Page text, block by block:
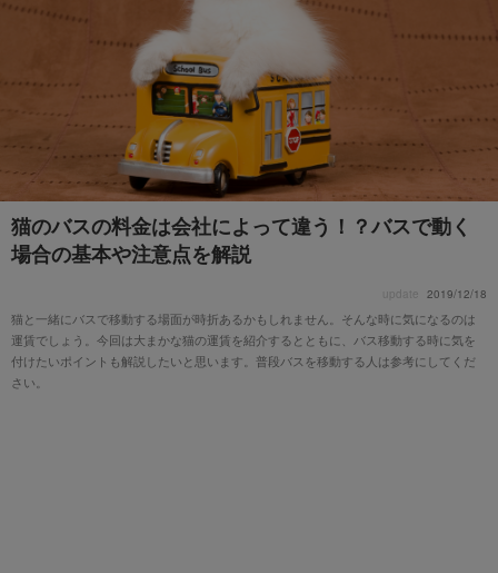
猫のバスの料金は会社によって違う！？バスで動く
場合の基本や注意点を解説
update 2019/12/18
猫と一緒にバスで移動する場面が時折あるかもしれません。そんな時に気になるのは
運賃でしょう。今回は大まかな猫の運賃を紹介するとともに、バス移動する時に気を
付けたいポイントも解説したいと思います。普段バスを移動する人は参考にしてくだ
さい。